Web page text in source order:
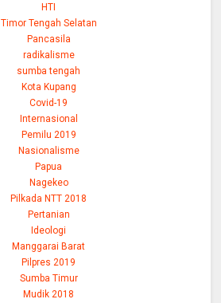
HTI
Timor Tengah Selatan
Pancasila
radikalisme
sumba tengah
Kota Kupang
Covid-19
Internasional
Pemilu 2019
Nasionalisme
Papua
Nagekeo
Pilkada NTT 2018
Pertanian
Ideologi
Manggarai Barat
Pilpres 2019
Sumba Timur
Mudik 2018